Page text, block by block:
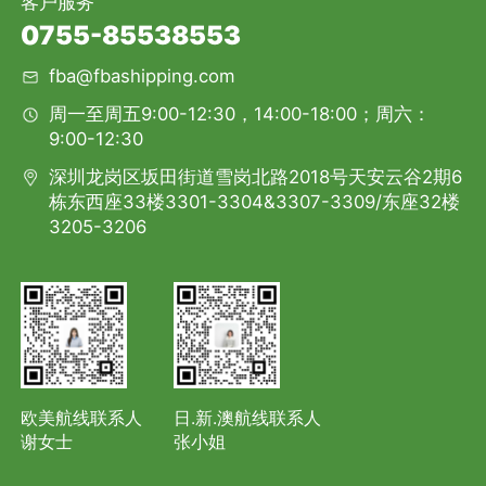
0755-85538553
fba@fbashipping.com
周一至周五9:00-12:30，14:00-18:00；周六：
9:00-12:30
深圳龙岗区坂田街道雪岗北路2018号天安云谷2期6
栋东西座33楼3301-3304&3307-3309/东座32楼
3205-3206
欧美航线联系人
谢女士
日.新.澳航线联系人
张小姐